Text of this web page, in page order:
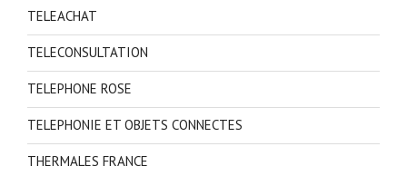
TELEACHAT
TELECONSULTATION
TELEPHONE ROSE
TELEPHONIE ET OBJETS CONNECTES
THERMALES FRANCE